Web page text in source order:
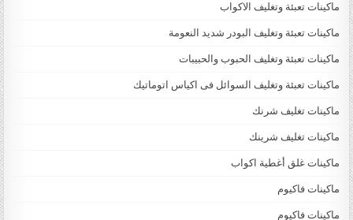
ماكينات تعبئة وتغليف الاكواب
ماكينات تعبئة وتغليف البودر شديد النعومة
ماكينات تعبئة وتغليف الحبوب والحبيبات
ماكينات تعبئة وتغليف السوائل فى اكياس اتوماتيك
ماكينات تغليف شرنك
ماكينات تغليف شرينك
ماكينات غلق أغطية اكواب
ماكينات فاكيوم
ماكينات فاكيوم